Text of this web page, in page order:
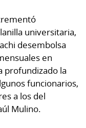
universitaria,
desembolsa
en
profundizado la
funcionarios,
a los del
Mulino.